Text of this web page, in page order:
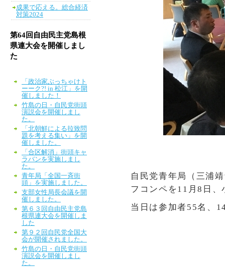
自民党青年局（三浦
フコンペを11 月8 日
当日は参加者55名、
成果で応える。総合経済
対策2024
第64回自由民主党島根
県連大会を開催しまし
た
「政治家ぶっちゃけト
ーーク?! in 松江」を開
催しました！
竹島の日・自民党街頭
演説会を開催しまし
た。
「北朝鮮による拉致問
題を考える集い」を開
催しました。
「合区解消」街頭キャ
ラバンを実施しまし
た。
青年局「全国一斉街
頭」を実施しました。
支部女性局長会議を開
催しました。
第６３回自由民主党島
根県連大会を開催しま
した
第９２回自民党全国大
会が開催されました。
竹島の日・自民党街頭
演説会を開催しまし
た。